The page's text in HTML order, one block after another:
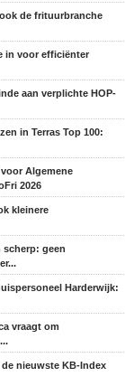
de frituurbranche
in voor efficiënter
aan verplichte HOP-
in Terras Top 100:
Algemene
2026
kleinere
scherp: geen
Harderwijk:
vraagt om
nieuwste KB-Index